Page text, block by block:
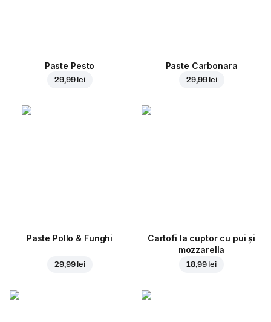
Paste Pesto
29,99 lei
Paste Carbonara
29,99 lei
Paste Pollo & Funghi
29,99 lei
Cartofi la cuptor cu pui și
mozzarella
18,99 lei